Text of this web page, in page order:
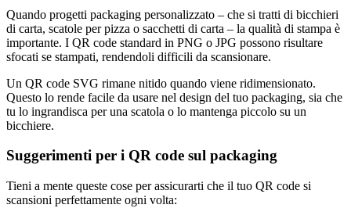
Quando progetti packaging personalizzato – che si tratti di bicchieri
di carta, scatole per pizza o sacchetti di carta – la qualità di stampa è
importante. I QR code standard in PNG o JPG possono risultare
sfocati se stampati, rendendoli difficili da scansionare.
Un QR code SVG rimane nitido quando viene ridimensionato.
Questo lo rende facile da usare nel design del tuo packaging, sia che
tu lo ingrandisca per una scatola o lo mantenga piccolo su un
bicchiere.
Suggerimenti per i QR code sul packaging
Tieni a mente queste cose per assicurarti che il tuo QR code si
scansioni perfettamente ogni volta: